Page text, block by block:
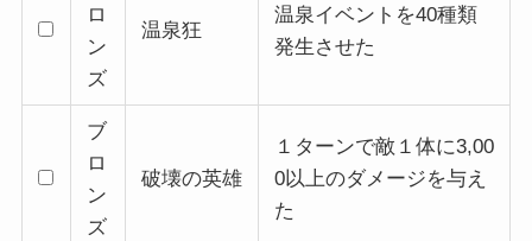
ロ
ン
ズ
温泉狂
温泉イベントを40種類
発生させた
ブ
ロ
ン
ズ
破壊の英雄
１ターンで敵１体に3,00
0以上のダメージを与え
た